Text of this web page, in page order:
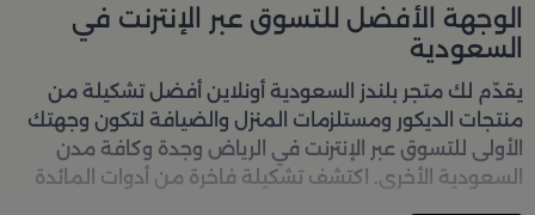
الوجهة الأفضل للتسوق عبر الإنترنت في
السعودية
يقدّم لك متجر بلندز السعودية أونلاين أفضل تشكيلة من
منتجات الديكور ومستلزمات المنزل والضيافة لتكون وجهتك
الأولى للتسوق عبر الإنترنت في الرياض وجدة وكافة مدن
السعودية الأخرى. اكتشف تشكيلة فاخرة من أدوات المائدة